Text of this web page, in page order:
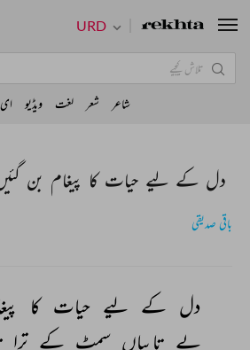
دل کے لیے حیات کا پیغام بن
باقی صدیقی
دل کے لیے حیات کا
بے تابیاں سمٹ کے ترا
URD
شاعر شعر لغت ویڈیو